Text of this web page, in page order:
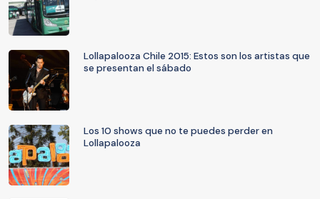
Lollapalooza Chile 2015: Estos son los artistas que
se presentan el sábado
Los 10 shows que no te puedes perder en
Lollapalooza